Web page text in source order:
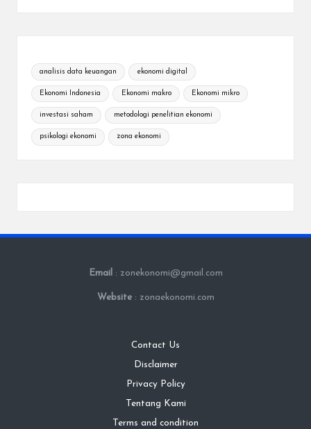
analisis data keuangan ekonomi digital
Ekonomi Indonesia Ekonomi makro Ekonomi mikro
investasi saham metodologi penelitian ekonomi
psikologi ekonomi zona ekonomi
Email : zonekonomi@gmail.com
Website : zonaekonomi.com
Contact Us
Disclaimer
Privacy Policy
Tentang Kami
Terms and condition